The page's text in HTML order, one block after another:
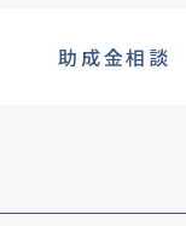
助成金相談